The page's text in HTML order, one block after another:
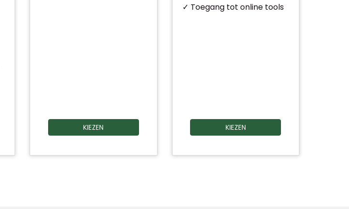
KIEZEN
✓ Toegang tot online tools
KIEZEN